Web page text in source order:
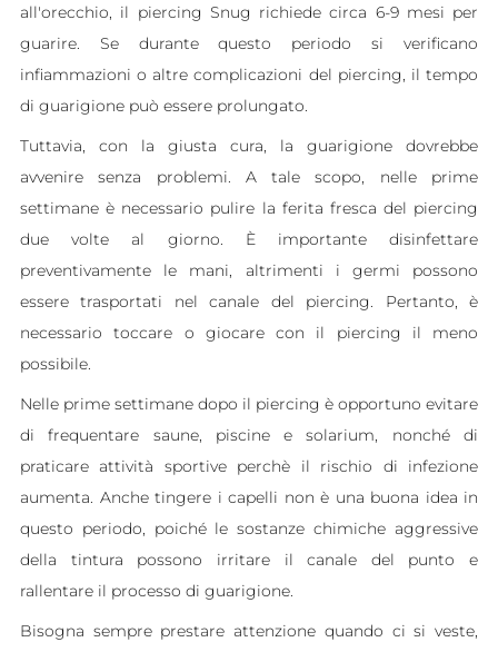
all'orecchio, il piercing Snug richiede circa 6-9 mesi per
guarire. Se durante questo periodo si verificano
infiammazioni o altre complicazioni del piercing, il tempo
di guarigione può essere prolungato.
Tuttavia, con la giusta cura, la guarigione dovrebbe
avvenire senza problemi. A tale scopo, nelle prime
settimane è necessario pulire la ferita fresca del piercing
due volte al giorno. È importante disinfettare
preventivamente le mani, altrimenti i germi possono
essere trasportati nel canale del piercing. Pertanto, è
necessario toccare o giocare con il piercing il meno
possibile.
Nelle prime settimane dopo il piercing è opportuno evitare
di frequentare saune, piscine e solarium, nonché di
praticare attività sportive perchè il rischio di infezione
aumenta. Anche tingere i capelli non è una buona idea in
questo periodo, poiché le sostanze chimiche aggressive
della tintura possono irritare il canale del punto e
rallentare il processo di guarigione.
Bisogna sempre prestare attenzione quando ci si veste,